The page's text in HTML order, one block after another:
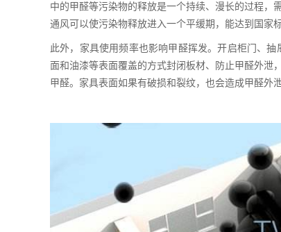
中的甲醛等污染物的释放是一个持续、漫长的过程，
通风可以使污染物释放进入一个平缓期，能达到国家标
此外，家具使用频率也影响甲醛挥发。开启柜门、
面和油漆等表面覆盖的方式封闭板材、防止甲醛外泄
甲醛。家具表面如果有破损和裂纹，也会造成甲醛外